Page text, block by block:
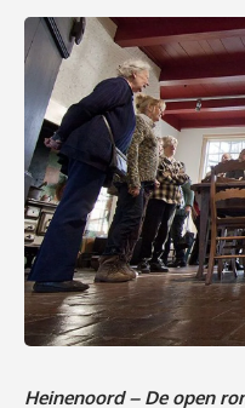
Heinenoord – De open